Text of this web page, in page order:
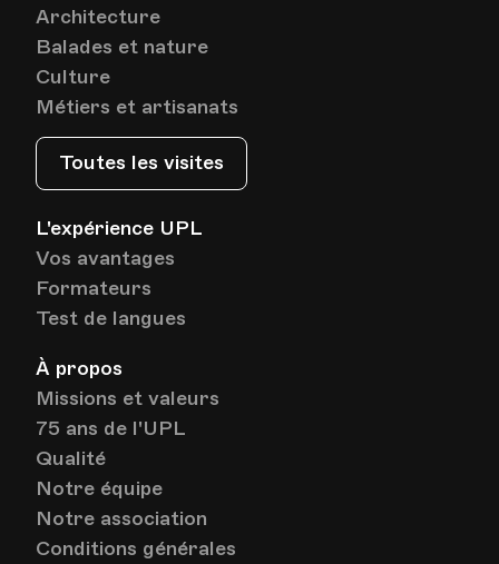
Architecture
Balades et nature
Culture
Métiers et artisanats
Toutes les visites
L'expérience UPL
Vos avantages
Formateurs
Test de langues
À propos
Missions et valeurs
75 ans de l'UPL
Qualité
Notre équipe
Notre association
Conditions générales